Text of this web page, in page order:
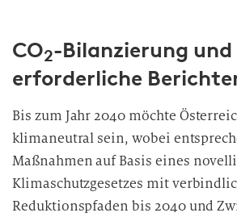
CO2-Bilanzierung und
erforderliche
Bis zum Jahr 2040 möchte
klimaneutral sein, wobei
Maßnahmen auf Basis eines
Klimaschutzgesetzes mit
Reduktionspfaden bis 2040 und